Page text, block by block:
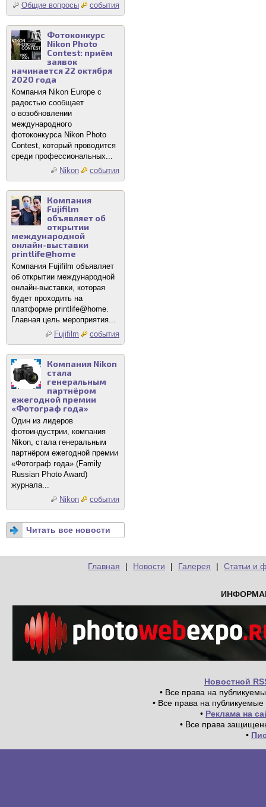
Общие вопросы
события
Фотоконкурс
Nikon Photo
Contest: приём
заявок
начинается 22 октября
2020 года
Компания Nikon Europe с
радостью сообщает
о возобновлении
международного
фотоконкурса Nikon Photo
Contest, который проводится
среди профессиональных...
Nikon
события
Компания
Fujifilm
объявляет об
открытии
международной
онлайн-выставки
printlife@home
Компания Fujifilm объявляет
об открытии международной
онлайн-выставки, которая
будет проходить на
платформе printlife@home.
Главная цель мероприятия...
Fujifilm
события
Компания Nikon
стала
генеральным
партнёром
ежегодной премии
«Фотограф года»
Один из лидеров
фотоиндустрии, компания
Nikon, стала генеральным
партнёром ежегодной премии
«Фотограф года» (Family
Russian Photo Award)
журнала...
Nikon
события
Читать все новости
Главная | Новости | Галерея | Статьи и
Новостной
• Все права на
• Все права на
• Реклама на
• Все права
•